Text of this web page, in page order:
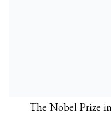
The Nobel Prize